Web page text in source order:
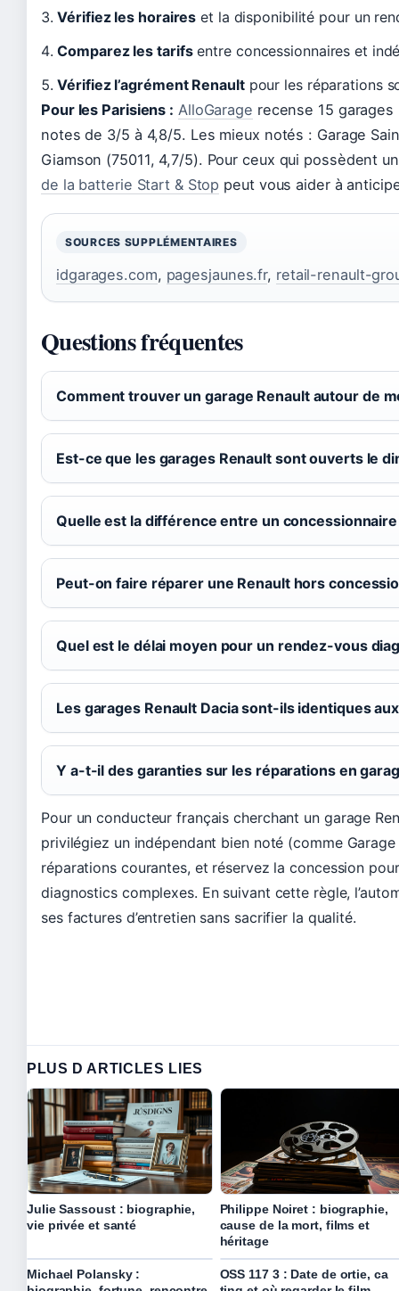
Vérifiez les horaires et la disponibilité pour un
Comparez les tarifsentre concessionnaires et
Vérifiez l’agrément Renaultpour les réparations
Pour les Parisiens : AlloGarage recense 15
notes de 3/5 à 4,8/5. Les mieux notés : Garage
Giamson (75011, 4,7/5). Pour ceux qui possèdent
de la batterie Start & Stop peut vous aider à
SOURCES SUPPLÉMENTAIRES
idgarages.com, pagesjaunes.fr, retail-renault-
Questions fréquentes
Comment trouver un garage Renault autour de
Est-ce que les garages Renault sont ouverts le
Quelle est la différence entre un
Peut-on faire réparer une Renault hors
Quel est le délai moyen pour un rendez-vous
Les garages Renault Dacia sont-ils identiques
Y a-t-il des garanties sur les réparations en
Pour un conducteur français cherchant un garage
privilégiez un indépendant bien noté (comme
réparations courantes, et réservez la concession
diagnostics complexes. En suivant cette règle,
ses factures d’entretien sans sacrifier la qualité.
PLUS D ARTICLES LIES
Julie Sassoust : biographie,
vie privée et santé
Philippe Noiret : biographie,
cause de la mort, films et
héritage
Michael Polansky :
OSS 117 3 : Date de ortie, ca